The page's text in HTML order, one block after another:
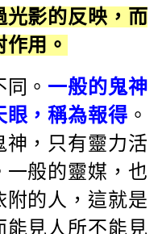
光影的反映，而
用。
。 一般的鬼神
眼，稱為報得 。
神，只有靈力活
一般的靈媒，也
附的人，這就是
能見人所不能見